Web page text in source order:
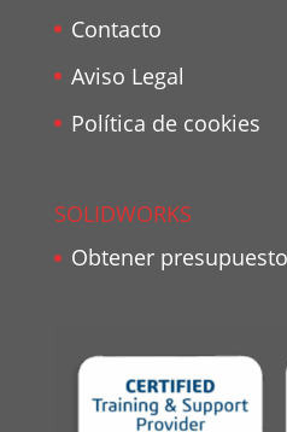
Contacto
Aviso Legal
Política de cookies
SOLIDWORKS
Obtener presupuesto